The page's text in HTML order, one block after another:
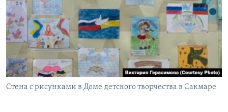
Стена с рисунками в Доме детского творчества в Сакмаре